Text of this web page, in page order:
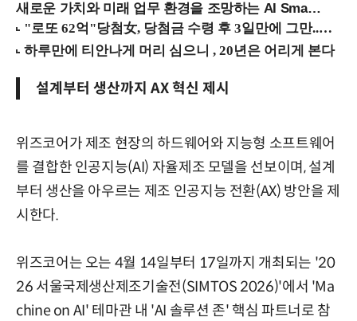
새로운 가치와 미래 업무 환경을 조망하는 AI Smart Work Summit 2026 (9/11 코엑스)
설계부터 생산까지 AX 혁신 제시
위즈코어가 제조 현장의 하드웨어와 지능형 소프트웨어
를 결합한 인공지능(AI) 자율제조 모델을 선보이며, 설계
부터 생산을 아우르는 제조 인공지능 전환(AX) 방안을 제
시한다.
위즈코어는 오는 4월 14일부터 17일까지 개최되는 '20
26 서울국제생산제조기술전(SIMTOS 2026)'에서 'Ma
chine on AI' 테마관 내 'AI 솔루션 존' 핵심 파트너로 참